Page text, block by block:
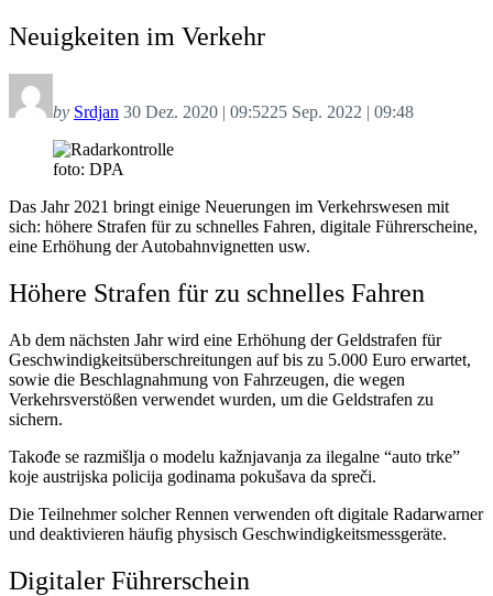
Neuigkeiten im Verkehr
by Srdjan 30 Dez. 2020 | 09:5225 Sep. 2022 | 09:48
foto: DPA
Das Jahr 2021 bringt einige Neuerungen im Verkehrswesen mit
sich: höhere Strafen für zu schnelles Fahren, digitale Führerscheine,
eine Erhöhung der Autobahnvignetten usw.
Höhere Strafen für zu schnelles Fahren
Ab dem nächsten Jahr wird eine Erhöhung der Geldstrafen für
Geschwindigkeitsüberschreitungen auf bis zu 5.000 Euro erwartet,
sowie die Beschlagnahmung von Fahrzeugen, die wegen
Verkehrsverstößen verwendet wurden, um die Geldstrafen zu
sichern.
Takođe se razmišlja o modelu kažnjavanja za ilegalne “auto trke”
koje austrijska policija godinama pokušava da spreči.
Die Teilnehmer solcher Rennen verwenden oft digitale Radarwarner
und deaktivieren häufig physisch Geschwindigkeitsmessgeräte.
Digitaler Führerschein